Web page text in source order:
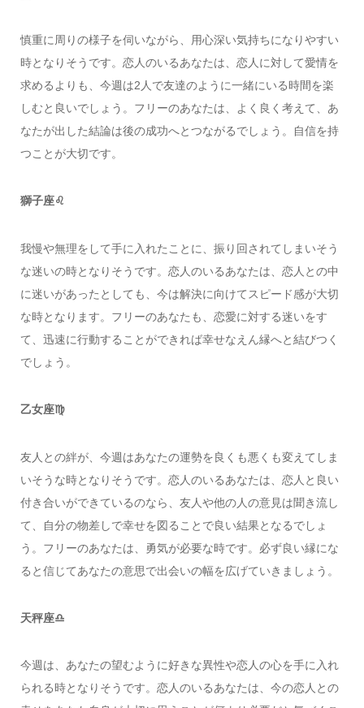
慎重に周りの様子を伺いながら、用心深い気持ちになりやすい
時となりそうです。恋人のいるあなたは、恋人に対して愛情を
求めるよりも、今週は2人で友達のように一緒にいる時間を楽
しむと良いでしょう。フリーのあなたは、よく良く考えて、あ
なたが出した結論は後の成功へとつながるでしょう。自信を持
つことが大切です。
獅子座♌️
我慢や無理をして手に入れたことに、振り回されてしまいそう
な迷いの時となりそうです。恋人のいるあなたは、恋人との中
に迷いがあったとしても、今は解決に向けてスピード感が大切
な時となります。フリーのあなたも、恋愛に対する迷いをす
て、迅速に行動することができれば幸せなえん縁へと結びつく
でしょう。
乙女座♍️
友人との絆が、今週はあなたの運勢を良くも悪くも変えてしま
いそうな時となりそうです。恋人のいるあなたは、恋人と良い
付き合いができているのなら、友人や他の人の意見は聞き流し
て、自分の物差しで幸せを図ることで良い結果となるでしょ
う。フリーのあなたは、勇気が必要な時です。必ず良い縁にな
ると信じてあなたの意思で出会いの幅を広げていきましょう。
天秤座♎️
今週は、あなたの望むように好きな異性や恋人の心を手に入れ
られる時となりそうです。恋人のいるあなたは、今の恋人との